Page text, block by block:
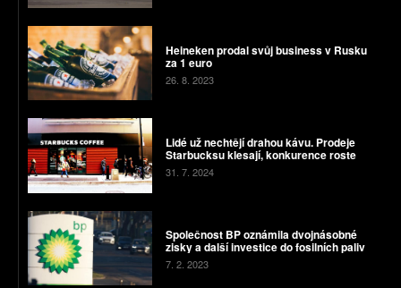
Heineken prodal svůj business v Rusku
za 1 euro
26. 8. 2023
Lidé už nechtějí drahou kávu. Prodeje
Starbucksu klesají, konkurence roste
31. 7. 2024
Společnost BP oznámila dvojnásobné
zisky a další investice do fosilních paliv
7. 2. 2023